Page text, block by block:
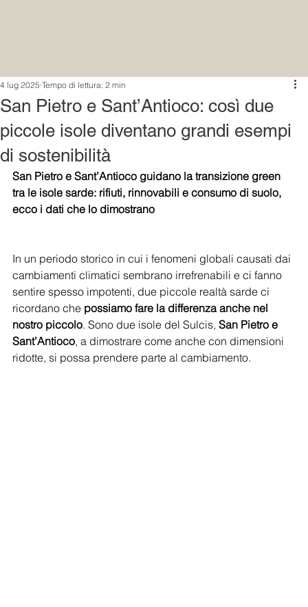
San Pietro e Sant’Antioco: così due
piccole isole diventano grandi esempi
di sostenibilità
4 lug 2025 Tempo di lettura: 2 min
San Pietro e Sant’Antioco guidano la transizione green
tra le isole sarde: rifiuti, rinnovabili e consumo di suolo,
ecco i dati che lo dimostrano
In un periodo storico in cui i fenomeni globali causati dai
cambiamenti climatici sembrano irrefrenabili e ci fanno
sentire spesso impotenti, due piccole realtà sarde ci
ricordano che possiamo fare la differenza anche nel
nostro piccolo. Sono due isole del Sulcis, San Pietro e
Sant’Antioco, a dimostrare come anche con dimensioni
ridotte, si possa prendere parte al cambiamento.